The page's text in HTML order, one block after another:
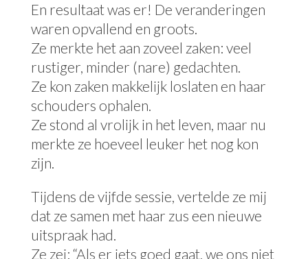
En resultaat was er! De veranderingen
waren opvallend en groots.
Ze merkte het aan zoveel zaken: veel
rustiger, minder (nare) gedachten.
Ze kon zaken makkelijk loslaten en haar
schouders ophalen.
Ze stond al vrolijk in het leven, maar nu
merkte ze hoeveel leuker het nog kon
zijn.
Tijdens de vijfde sessie, vertelde ze mij
dat ze samen met haar zus een nieuwe
uitspraak had.
Ze zei: “Als er iets goed gaat, we ons niet